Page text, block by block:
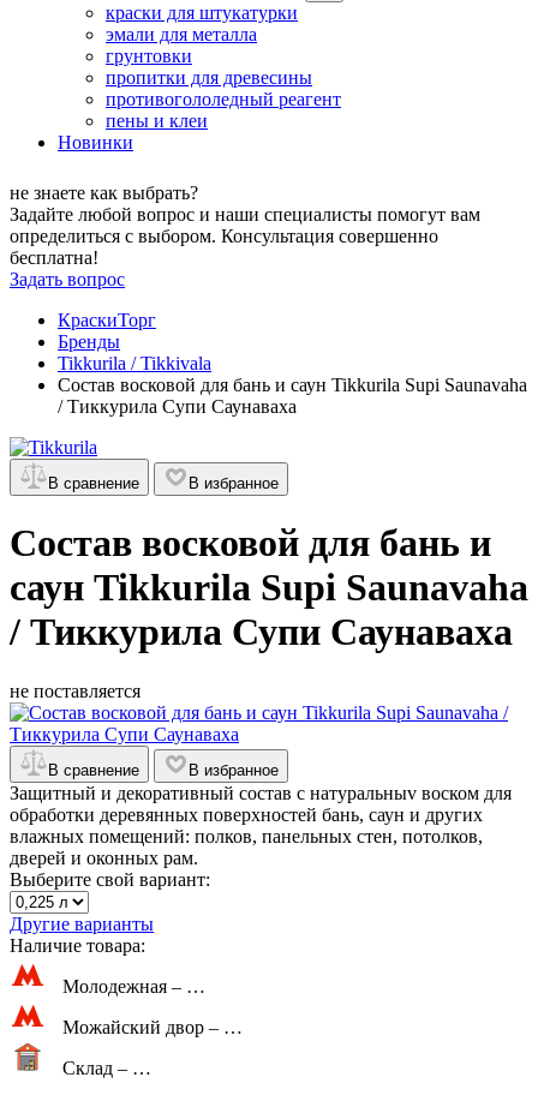
краски для штукатурки
эмали для металла
грунтовки
пропитки для древесины
противогололедный реагент
пены и клеи
Новинки
не знаете как выбрать?
Задайте любой вопрос и наши специалисты помогут вам
определиться с выбором. Консультация совершенно
бесплатна!
Задать вопрос
КраскиТорг
Бренды
Tikkurila / Tikkivala
Состав восковой для бань и саун Tikkurila Supi Saunavaha
/ Тиккурила Супи Саунаваха
В сравнение В избранное
Состав восковой для бань и
саун Tikkurila Supi Saunavaha
/ Тиккурила Супи Саунаваха
не поставляется
В сравнение В избранное
Защитный и декоративный состав c натуральныv воском для
обработки деревянных поверхностей бань, саун и других
влажных помещений: полков, панельных стен, потолков,
дверей и оконных рам.
Выберите свой вариант:
Другие варианты
Наличие товара:
Молодежная – …
Можайский двор – …
Склад – …